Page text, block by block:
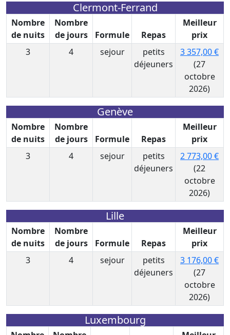
Clermont-Ferrand
Nombre
de nuits
Nombre
de jours
Formule Repas
Meilleur
prix
3
4 sejour
petits
déjeuners
3 357,00 €
(27
octobre
2026)
Genève
Nombre
de nuits
Nombre
de jours
Formule Repas
Meilleur
prix
3
4 sejour
petits
déjeuners
2 773,00 €
(22
octobre
2026)
Lille
Nombre
de nuits
Nombre
de jours
Formule Repas
Meilleur
prix
3
4 sejour
petits
déjeuners
3 176,00 €
(27
octobre
2026)
Luxembourg